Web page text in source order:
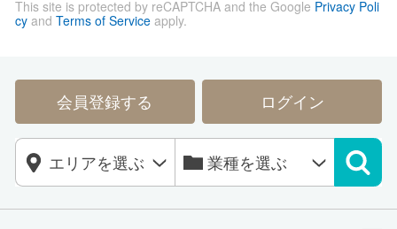
This site is protected by reCAPTCHA and the Google Privacy Poli
cyand Terms of Serviceapply.
会員登録する ログイン